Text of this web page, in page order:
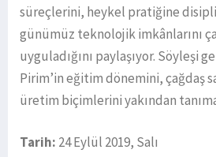
süreçlerini, heykel pratiğine
günümüz teknolojik imkânlarını
uyguladığını paylaşıyor. Söyleşi
Pirim’in eğitim dönemini, çağdaş
üretim biçimlerini yakından
Tarih: 24 Eylül 2019, Salı